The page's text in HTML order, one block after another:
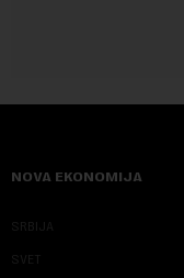
NOVA EKONOMIJA
SRBIJA
SVET